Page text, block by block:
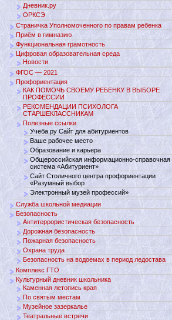
Дневник.ру
ОРКСЭ
Страничка Уполномоченного по правам ребенка
Приём в гимназию
Функциональная грамотность
Цифровая образовательная среда
Новости
ФГОС — 2021
Профориентация
КАК ПОМОЧЬ СВОЕМУ РЕБЕНКУ В ВЫБОРЕ
ПРОФЕССИИ
РЕКОМЕНДАЦИИ ПСИХОЛОГА
СТАРШЕКЛАССНИКАМ
Полезные ссылки
Учеба.ру Сайт для абитуриентов
Ваше рабочее место
Образование и карьера
Общероссийская информационно-справочная
система «Абитуриент»
Сайт Столичного центра профориентации
«Разумный выбор
Электронный музей профессий»
Служба школьной медиации
Безопасность
Антитеррористическая безопасность
Дорожная безопасность
Пожарная безопасность
Охрана труда
Безопасность на водоемах в период ледостава
Комплекс ГТО
Культурный дневник школьника
Каменная летопись края
По святым местам
Музейное зазеркалье
Театральные встречи